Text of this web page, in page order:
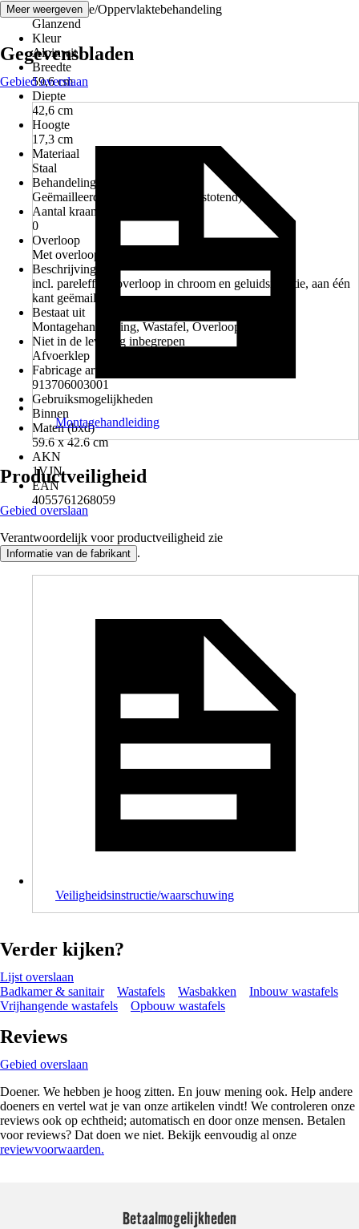
Oppervlakte/Oppervlaktebehandeling
Glanzend
Kleur
Alpinwit
Breedte
59,6 cm
Diepte
42,6 cm
Hoogte
17,3 cm
Materiaal
Staal
Behandeling
Geëmailleerd, Nano-effect (vuilafstotend)
Aantal kraangaten
0
Overloop
Met overloop
Beschrijving
incl. pareleffect, overloop in chroom en geluidsisolatie, aan één
kant geëmailleerd
Bestaat uit
Montagehandleiding, Wastafel, Overloopgarnituur
Niet in de levering inbegrepen
Afvoerklep
Fabricage artikelnummer
913706003001
Gebruiksmogelijkheden
Binnen
Maten (bxd)
59.6 x 42.6 cm
AKN
1VJN
EAN
4055761268059
Meer weergeven
Gegevensbladen
Gebied overslaan
Montagehandleiding
Productveiligheid
Gebied overslaan
Verantwoordelijk voor productveiligheid zie
Informatie van de fabrikant .
Veiligheidsinstructie/waarschuwing
Verder kijken?
Lijst overslaan
Badkamer & sanitair
Wastafels Wasbakken
Inbouw wastafels
Vrijhangende wastafels
Opbouw wastafels
Reviews
Gebied overslaan
Doener. We hebben je hoog zitten. En jouw mening ook. Help andere
doeners en vertel wat je van onze artikelen vindt! We controleren onze
reviews ook op echtheid; automatisch en door onze mensen. Betalen
voor reviews? Dat doen we niet. Bekijk eenvoudig al onze
reviewvoorwaarden.
Betaalmogelijkheden